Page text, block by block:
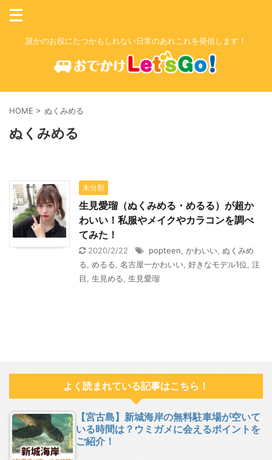
誰かのお役にたつかもしれない日常のあれこれを発信します！
HOME > ぬくみめる
ぬくみめる
未分類
生見愛瑠（ぬくみめる・めるる）が超か
わいい！私服やメイクやカラコンを調べ
てみた！
2020/2/22 popteen かわいい ぬくみめ
る めるる 名古屋一かわいい 好きなモデル1位 注
目
生見める 生見愛瑠
よく読まれている記事はこちら！
【宮古島】新城海岸の無料駐車場が空いて
いる時間は？ウミガメに会えるポイントを
ご紹介！